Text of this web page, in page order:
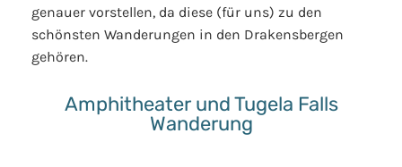
genauer vorstellen, da diese (für uns) zu den
schönsten Wanderungen in den Drakensbergen
gehören.
Amphitheater und Tugela Falls
Wanderung